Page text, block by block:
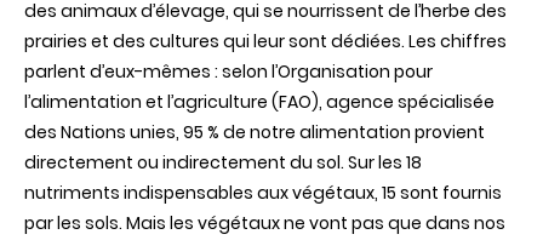
des animaux d’élevage, qui se nourrissent de l’herbe des
prairies et des cultures qui leur sont dédiées. Les chiffres
parlent d’eux-mêmes : selon l’Organisation pour
l’alimentation et l’agriculture (FAO), agence spécialisée
des Nations unies, 95 % de notre alimentation provient
directement ou indirectement du sol. Sur les 18
nutriments indispensables aux végétaux, 15 sont fournis
par les sols. Mais les végétaux ne vont pas que dans nos